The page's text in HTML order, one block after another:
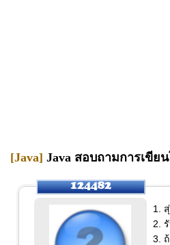
[Java] Java สอบถามการเขีย
1.
2.
3.